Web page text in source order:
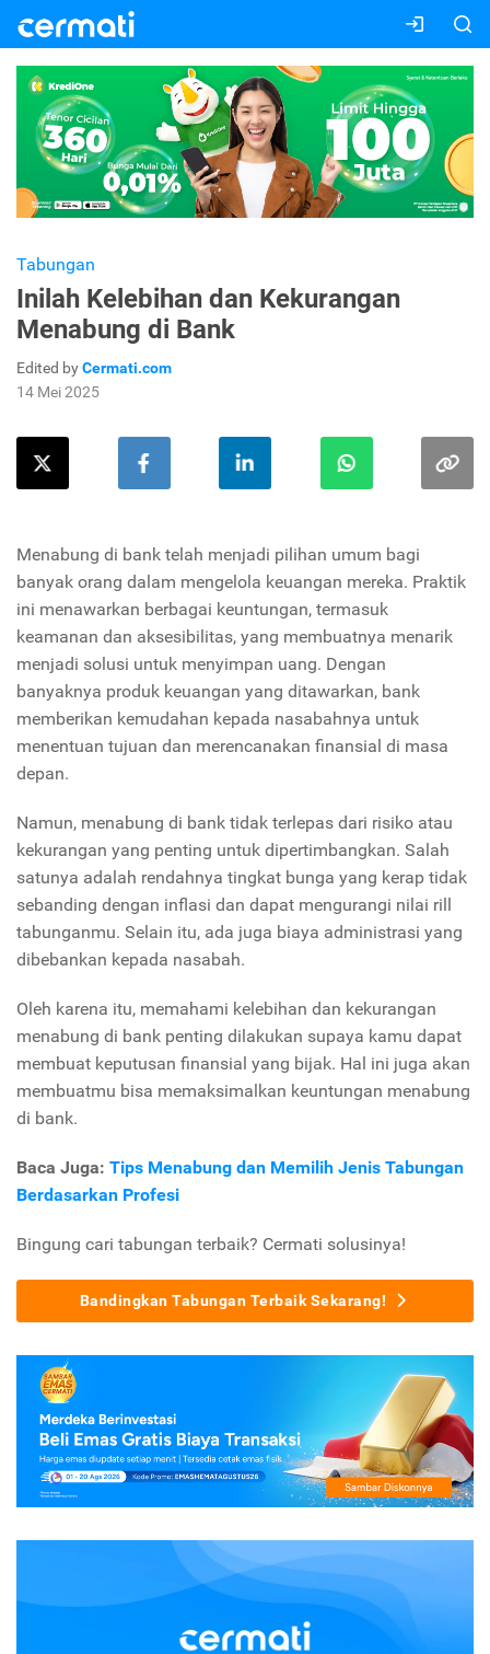
Tabungan
Inilah Kelebihan dan Kekurangan
Menabung di Bank
Edited byCermati.com
14 Mei 2025
Menabung di bank telah menjadi pilihan umum bagi
banyak orang dalam mengelola keuangan mereka. Praktik
ini menawarkan berbagai keuntungan, termasuk
keamanan dan aksesibilitas, yang membuatnya menarik
menjadi solusi untuk menyimpan uang. Dengan
banyaknya produk keuangan yang ditawarkan, bank
memberikan kemudahan kepada nasabahnya untuk
menentuan tujuan dan merencanakan finansial di masa
depan.
Namun, menabung di bank tidak terlepas dari risiko atau
kekurangan yang penting untuk dipertimbangkan. Salah
satunya adalah rendahnya tingkat bunga yang kerap tidak
sebanding dengan inflasi dan dapat mengurangi nilai rill
tabunganmu. Selain itu, ada juga biaya administrasi yang
dibebankan kepada nasabah.
Oleh karena itu, memahami kelebihan dan kekurangan
menabung di bank penting dilakukan supaya kamu dapat
membuat keputusan finansial yang bijak. Hal ini juga akan
membuatmu bisa memaksimalkan keuntungan menabung
di bank.
Baca Juga: Tips Menabung dan Memilih Jenis Tabungan
Berdasarkan Profesi
Bingung cari tabungan terbaik? Cermati solusinya!
Bandingkan Tabungan Terbaik Sekarang!